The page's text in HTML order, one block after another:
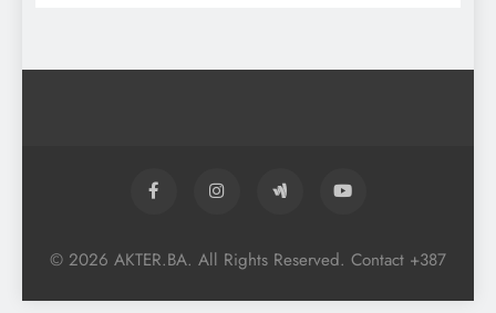
© 2026 AKTER.BA. All Rights Reserved. Contact +387